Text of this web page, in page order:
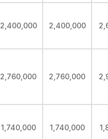
2,400,000 2,400,000
2,760,000 2,760,000
1,740,000 1,740,000